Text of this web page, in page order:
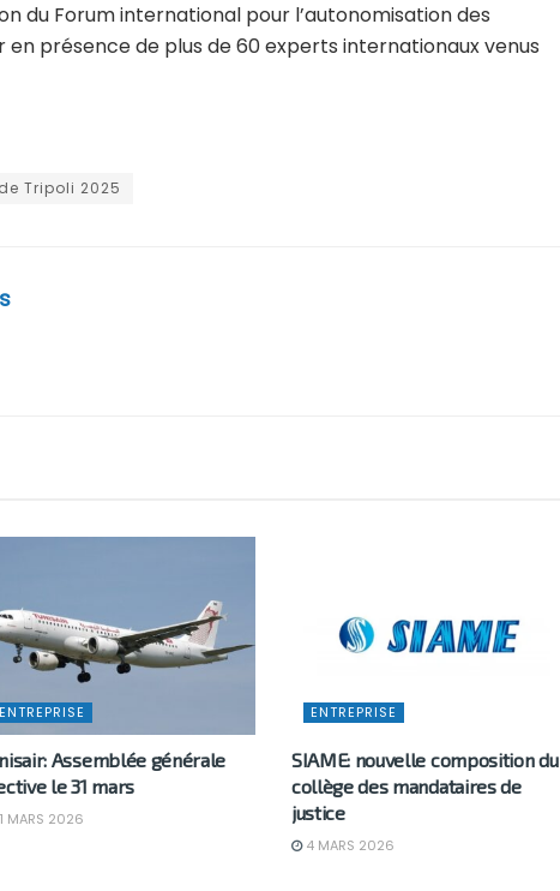
du Forum international pour l’autonomisation des
en présence de plus de 60 experts internationaux venus
Tripoli 2025
ENTREPRISE
Assemblée générale
le 31 mars
MARS 2026
ENTREPRISE
SIAME: nouvelle composition du
collège des mandataires de
justice
4 MARS 2026